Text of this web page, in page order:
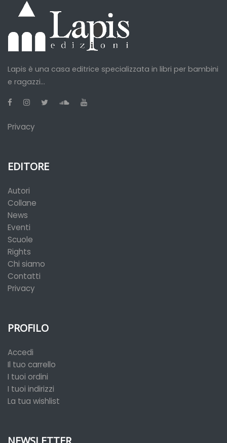
Lapis è una casa editrice specializzata in libri per bambini
e ragazzi...
Privacy
EDITORE
Autori
Collane
News
Eventi
Scuole
Rights
Chi siamo
Contatti
Privacy
PROFILO
Accedi
Il tuo carrello
I tuoi ordini
I tuoi indirizzi
La tua wishlist